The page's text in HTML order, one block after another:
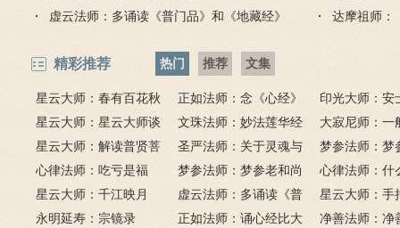
虚云法师：多诵读《普门品》和《地藏经》
达摩祖师：
精彩推荐 热门 推荐 文集
星云大师：春有百花秋
有月，夏有凉风冬有雪；
若无闲事挂心头，便是人
间好时节。
正如法师：念《心经》
比《大悲咒》更好吗？
印光大师：安
话解
星云大师：星云大师谈
《心经》
文珠法师：妙法莲华经
大寂尼师：一
里可以读诵《
吗？
星云大师：解读普贤菩
萨十大愿王（附普贤行愿
品全文）
圣严法师：关于灵魂与
鬼的终极真相
梦参法师：梦
尚：金刚经
心律法师：吃亏是福
梦参法师：梦参老和尚
讲地藏本愿经
心律法师：什
有缘？
星云大师：千江映月
虚云法师：多诵读《普
门品》和《地藏经》
星云大师：手
满田，低头便
永明延寿：宗镜录
正如法师：诵心经比大
净善法师：净